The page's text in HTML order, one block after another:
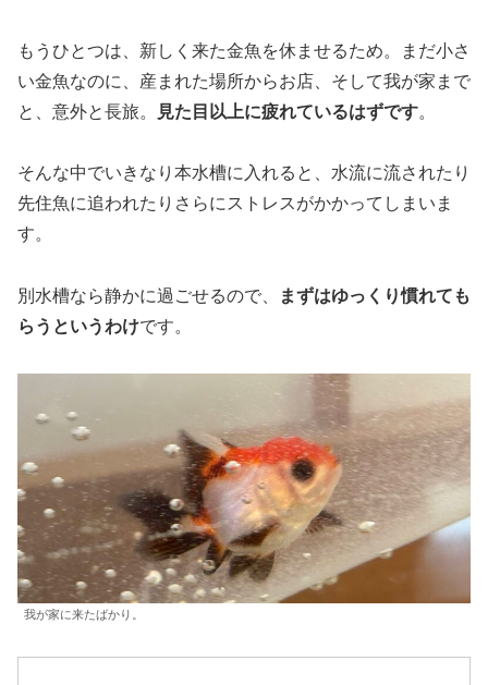
もうひとつは、新しく来た金魚を休ませるため。まだ小さ
い金魚なのに、産まれた場所からお店、そして我が家まで
と、意外と長旅。
見た目以上に疲れているはずです。
そんな中でいきなり本水槽に入れると、水流に流されたり
先住魚に追われたりさらにストレスがかかってしまいま
す。
別水槽なら静かに過ごせるので、
まずはゆっくり慣れても
らうというわけです。
我が家に来たばかり。